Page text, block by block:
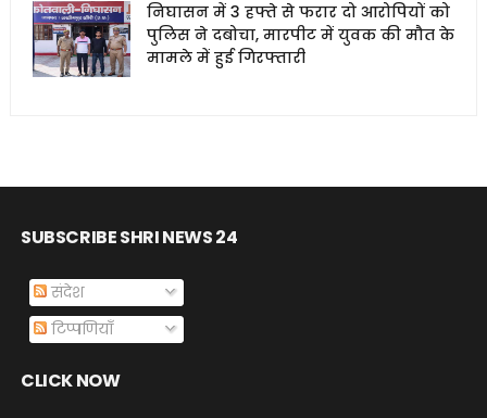
निघासन में 3 हफ्ते से फरार दो आरोपियों को
पुलिस ने दबोचा, मारपीट में युवक की मौत के
मामले में हुई गिरफ्तारी
SUBSCRIBE SHRI NEWS 24
संदेश
टिप्पणियाँ
CLICK NOW